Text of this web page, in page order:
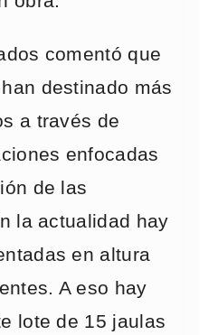
comentó que
destinado más
a través de
enfocadas
de las
la actualidad hay
en altura
A eso hay
lote de 15 jaulas